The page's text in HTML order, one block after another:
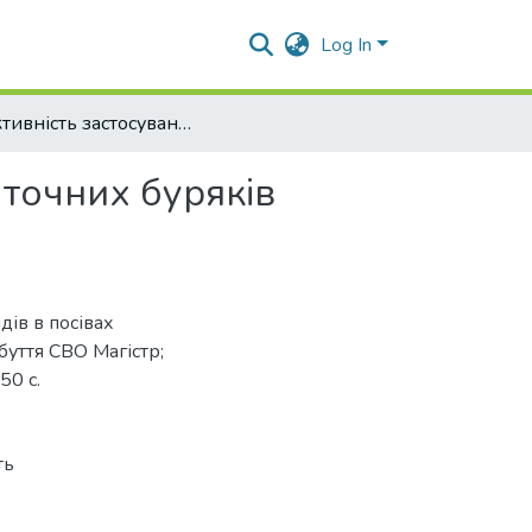
Log In
Ефективність застосування гербіцидів в посівах маточних буряків цукрових
буряків
в посівах
СВО Магістр;
с.